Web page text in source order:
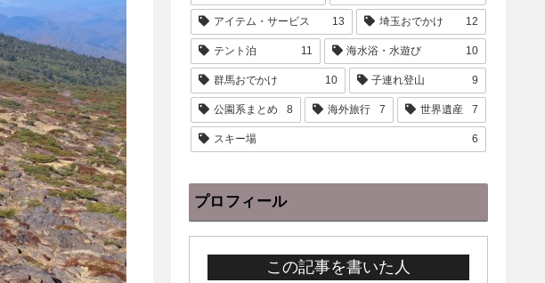
アイテム・サービス 13 埼玉おでかけ 12
テント泊 11 海水浴・水遊び 10
群馬おでかけ 10 子連れ登山 9
公園系まとめ 8 海外旅行 7 世界遺産 7
スキー場 6
プロフィール
この記事を書いた人